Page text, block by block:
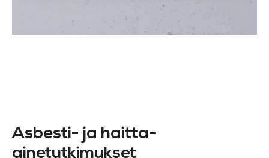
Asbesti- ja haitta-
ainetutkimukset